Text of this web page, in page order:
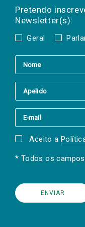
Pretendo
Newsletter(s):
Geral
a(s)
mail
Aceito a
* Todos os